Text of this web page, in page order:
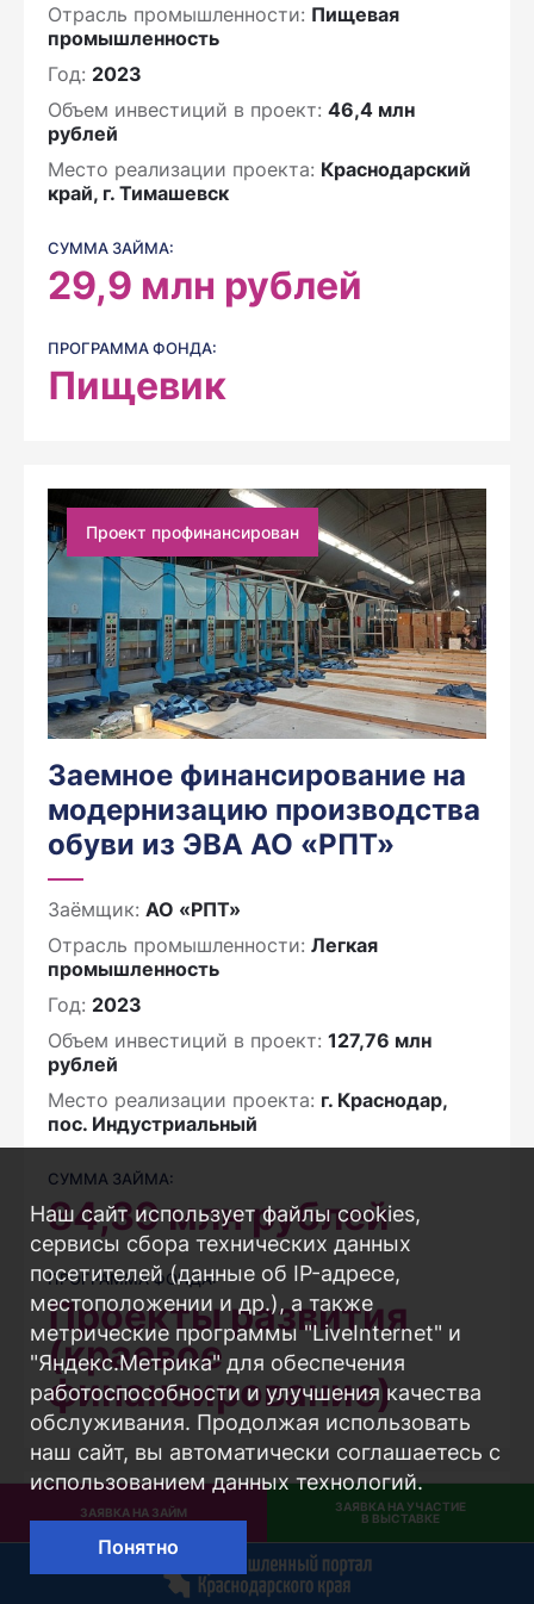
ЗАЯВКА НА ЗАЙМ
ЗАЯВКА НА УЧАСТИЕ
В ВЫСТАВКЕ
Отрасль промышленности: Пищевая
промышленность
Год: 2023
Объем инвестиций в проект: 46,4 млн
рублей
Место реализации проекта: Краснодарский
край, г. Тимашевск
СУММА ЗАЙМА:
29,9 млн рублей
ПРОГРАММА ФОНДА:
Пищевик
Проект профинансирован
Заемное финансирование на
модернизацию производства
обуви из ЭВА АО «РПТ»
Заёмщик: АО «РПТ»
Отрасль промышленности: Легкая
промышленность
Год: 2023
Объем инвестиций в проект: 127,76 млн
рублей
Место реализации проекта: г. Краснодар,
пос. Индустриальный
СУММА ЗАЙМА:
84,39млн рублей
ПРОГРАММА ФОНДА:
Проекты развития
(краевое
финансирование)
Проект профинансирован
Наш сайт использует файлы cookies,
сервисы сбора технических данных
посетителей (данные об IP-адресе,
местоположении и др.), а также
метрические программы "LiveInternet" и
"Яндекс.Метрика" для обеспечения
работоспособности и улучшения качества
обслуживания. Продолжая использовать
наш сайт, вы автоматически соглашаетесь с
использованием данных технологий.
Понятно